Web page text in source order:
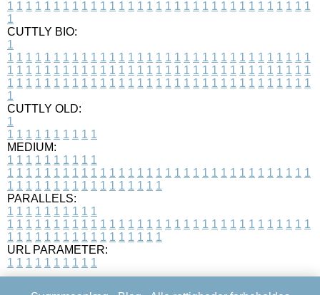
1 1 1 1 1 1 1 1 1 1 1 1 1 1 1 1 1 1 1 1 1 1 1 1 1 1 1 1 1 1 1 1 1
1
CUTTLY BIO:
1
1 1 1 1 1 1 1 1 1 1 1 1 1 1 1 1 1 1 1 1 1 1 1 1 1 1 1 1 1 1 1 1 1
1 1 1 1 1 1 1 1 1 1 1 1 1 1 1 1 1 1 1 1 1 1 1 1 1 1 1 1 1 1 1 1 1
1 1 1 1 1 1 1 1 1 1 1 1 1 1 1 1 1 1 1 1 1 1 1 1 1 1 1 1 1 1 1 1 1
1
CUTTLY OLD:
1
1 1 1 1 1 1 1 1 1 1
MEDIUM:
1 1 1 1 1 1 1 1 1 1
1 1 1 1 1 1 1 1 1 1 1 1 1 1 1 1 1 1 1 1 1 1 1 1 1 1 1 1 1 1 1 1 1
1 1 1 1 1 1 1 1 1 1 1 1 1 1 1 1 1
PARALLELS:
1 1 1 1 1 1 1 1 1 1
1 1 1 1 1 1 1 1 1 1 1 1 1 1 1 1 1 1 1 1 1 1 1 1 1 1 1 1 1 1 1 1 1
1 1 1 1 1 1 1 1 1 1 1 1 1 1 1 1 1
URL PARAMETER:
1 1 1 1 1 1 1 1 1 1